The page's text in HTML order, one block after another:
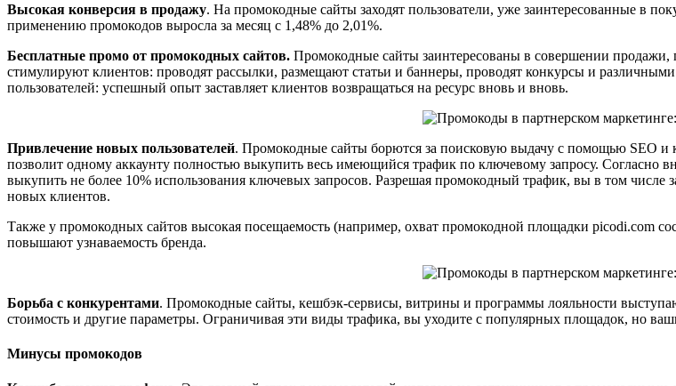
Высокая конверсия в продажу. На промокодные сайты заходят пользователи, уже заинтересованные в
применению промокодов выросла за месяц с 1,48% до 2,01%.
Бесплатные промо от промокодных сайтов. Промокодные сайты заинтересованы в совершении продажи,
стимулируют клиентов: проводят рассылки, размещают статьи и баннеры, проводят конкурсы и
пользователей: успешный опыт заставляет клиентов возвращаться на ресурс вновь и вновь.
Привлечение новых пользователей. Промокодные сайты борются за поисковую выдачу с помощью SEO и
позволит одному аккаунту полностью выкупить весь имеющийся трафик по ключевому запросу. Согласно
выкупить не более 10% использования ключевых запросов. Разрешая промокодный трафик, вы в том числе
новых клиентов.
Также у промокодных сайтов высокая посещаемость (например, охват промокодной площадки picodi.com
повышают узнаваемость бренда.
Борьба с конкурентами. Промокодные сайты, кешбэк-сервисы, витрины и программы лояльности
стоимость и другие параметры. Ограничивая эти виды трафика, вы уходите с популярных площадок, но
Минусы промокодов